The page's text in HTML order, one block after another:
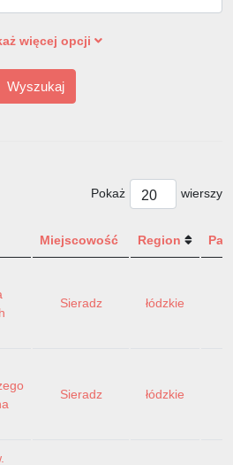
więcej opcji
Wyszukaj
Pokaż wierszy
Miejscowość Region
Sieradz łódzkie
Sieradz łódzkie